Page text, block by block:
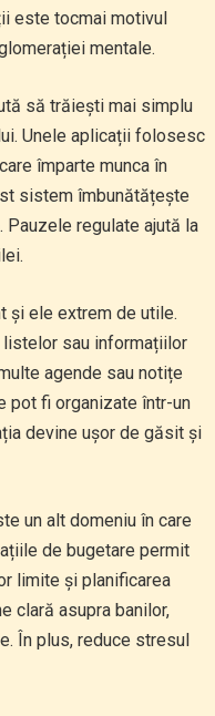
este tocmai motivul
mentale.
să trăiești mai simplu
Unele aplicații folosesc
împarte munca în
sistem îmbunătățește
regulate ajută la
și ele extrem de utile.
listelor sau informațiilor
agende sau notițe
pot fi organizate într-un
devine ușor de găsit și
un alt domeniu în care
de bugetare permit
limite și planificarea
clară asupra banilor,
În plus, reduce stresul